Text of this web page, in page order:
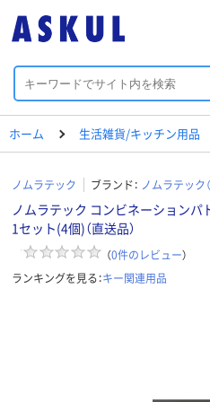
ホーム 生活雑貨/キッチン用品
ノムラテック ブランド： ノムラテック
ノムラテック コンビネーション
1セット(4個)（直送品）
（0件のレビュー）
ランキングを見る：キー関連用品